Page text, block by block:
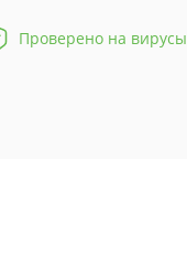
Проверено на вирусы